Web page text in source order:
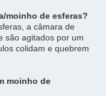
moinho de esferas?
a câmara de
são agitados por um
colidam e quebrem
moinho de